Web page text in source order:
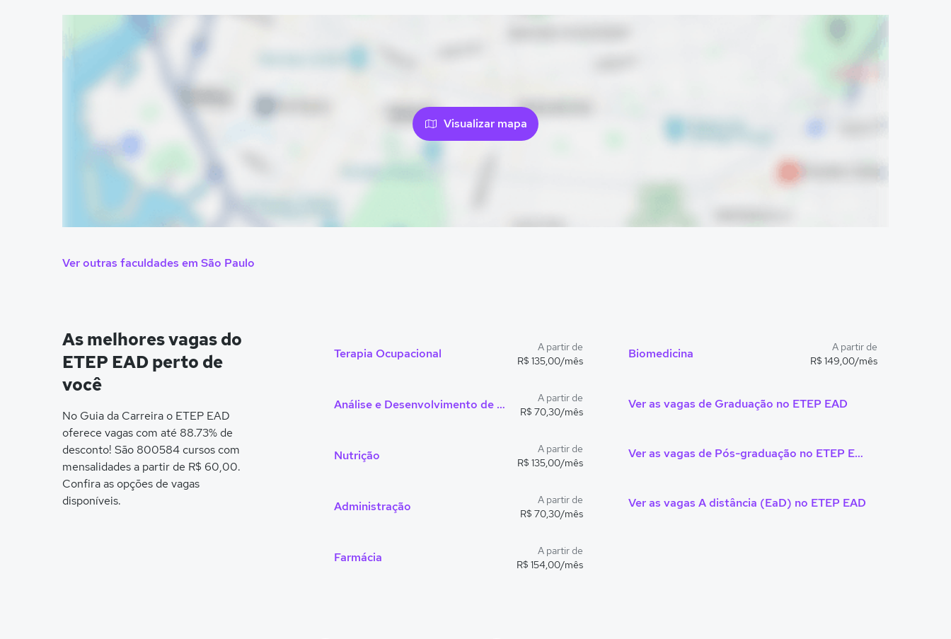
Visualizar mapa
Ver outras faculdades em São Paulo
As melhores vagas do
ETEP EAD perto de
você
No Guia da Carreira o ETEP EAD
oferece vagas com até 88.73% de
desconto! São 800584 cursos com
mensalidades a partir de R$ 60,00.
Confira as opções de vagas
disponíveis.
Terapia Ocupacional
A partir de
R$ 135,00/mês
Análise e Desenvolvimento de Sistemas
A partir de
R$ 70,30/mês
Nutrição
A partir de
R$ 135,00/mês
Administração
A partir de
R$ 70,30/mês
Farmácia
A partir de
R$ 154,00/mês
Biomedicina
A partir de
R$ 149,00/mês
Ver as vagas de Graduação no ETEP EAD
Ver as vagas de Pós-graduação no ETEP EAD
Ver as vagas A distância (EaD) no ETEP EAD